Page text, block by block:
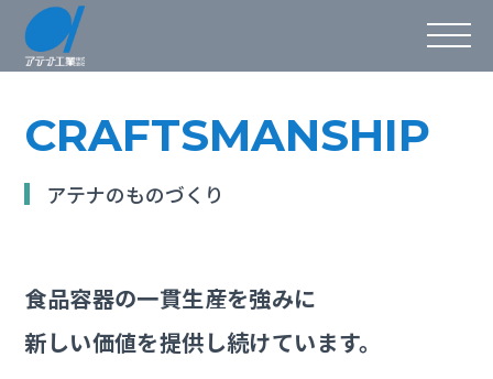
CRAFTSMANSHIP
アテナのものづくり
食品容器の一貫生産を強みに
新しい価値を提供し続けています。